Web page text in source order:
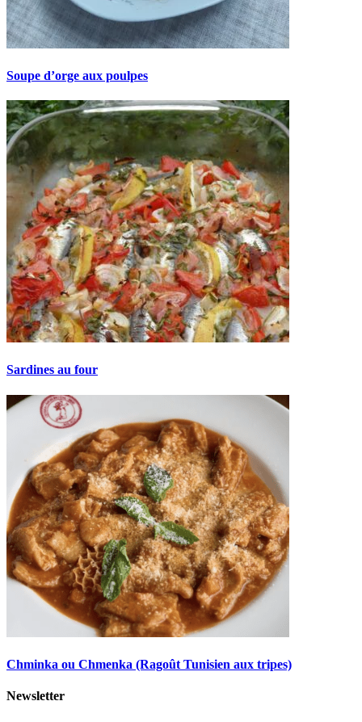
Soupe d’orge aux poulpes
Sardines au four
Chminka ou Chmenka (Ragoût Tunisien aux tripes)
Newsletter